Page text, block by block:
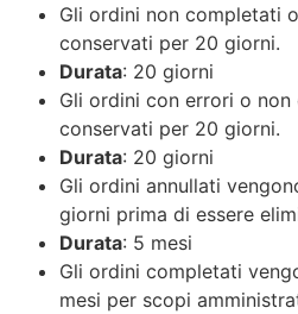
Gli ordini non completati
conservati per 20 giorni.
Durata: 20 giorni
Gli ordini con errori o
conservati per 20 giorni.
Durata: 20 giorni
Gli ordini annullati
giorni prima di essere
Durata: 5 mesi
Gli ordini completati
mesi per scopi